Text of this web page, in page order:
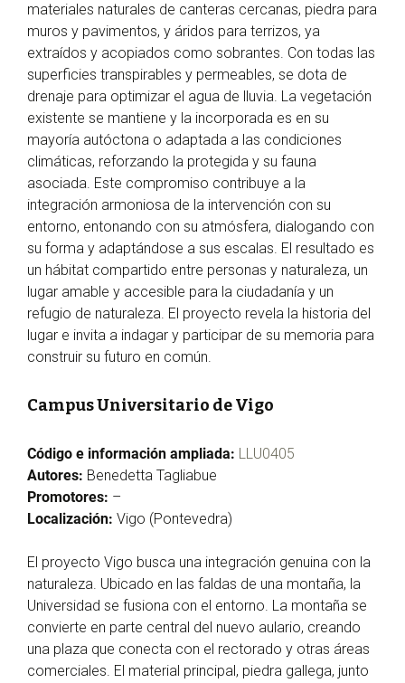
materiales naturales de canteras cercanas, piedra para
muros y pavimentos, y áridos para terrizos, ya
extraídos y acopiados como sobrantes. Con todas las
superficies transpirables y permeables, se dota de
drenaje para optimizar el agua de lluvia. La vegetación
existente se mantiene y la incorporada es en su
mayoría autóctona o adaptada a las condiciones
climáticas, reforzando la protegida y su fauna
asociada. Este compromiso contribuye a la
integración armoniosa de la intervención con su
entorno, entonando con su atmósfera, dialogando con
su forma y adaptándose a sus escalas. El resultado es
un hábitat compartido entre personas y naturaleza, un
lugar amable y accesible para la ciudadanía y un
refugio de naturaleza. El proyecto revela la historia del
lugar e invita a indagar y participar de su memoria para
construir su futuro en común.
Campus Universitario de Vigo
Código e información ampliada: LLU0405
Autores: Benedetta Tagliabue
Promotores: –
Localización: Vigo (Pontevedra)
El proyecto Vigo busca una integración genuina con la
naturaleza. Ubicado en las faldas de una montaña, la
Universidad se fusiona con el entorno. La montaña se
convierte en parte central del nuevo aulario, creando
una plaza que conecta con el rectorado y otras áreas
comerciales. El material principal, piedra gallega, junto